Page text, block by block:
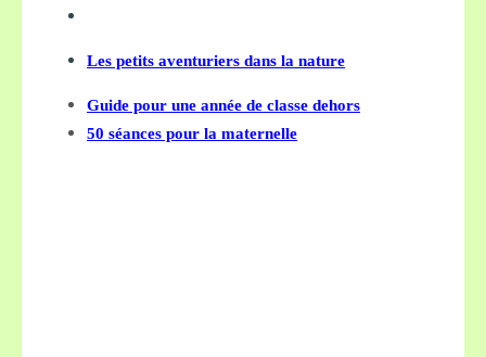
Les petits aventuriers dans la nature
Guide pour une année de classe dehors
50 séances pour la maternelle